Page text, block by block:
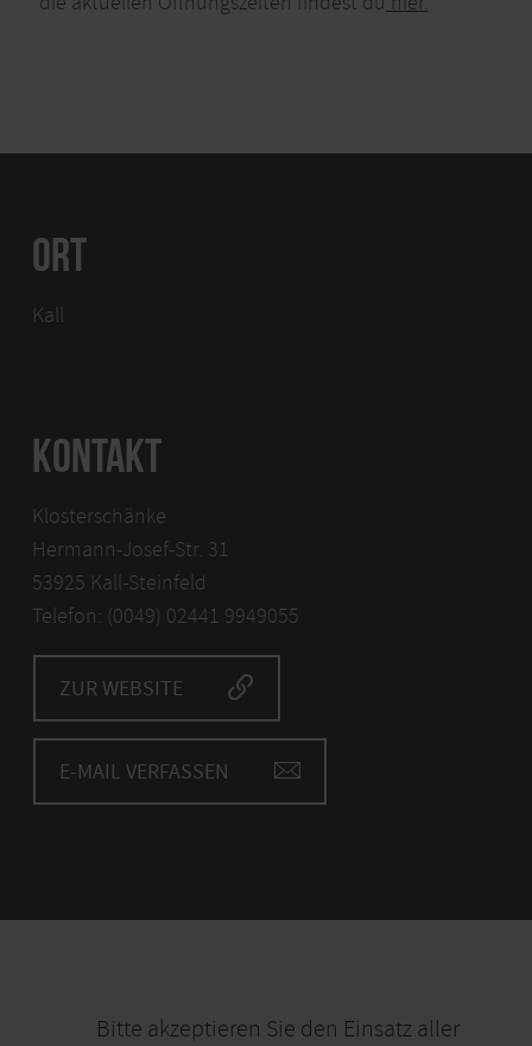
ORT
Kall
KONTAKT
Klosterschänke
Hermann-Josef-Str. 31
53925 Kall-Steinfeld
Telefon: (0049) 02441 9949055
ZUR WEBSITE
E-MAIL VERFASSEN
Bitte akzeptieren Sie den Einsatz aller